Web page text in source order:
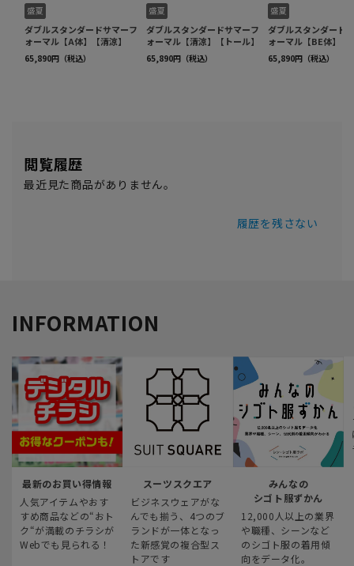
閲覧履歴
最近見た商品がありません。
履歴を残さない
INFORMATION
最新のお買い得情報
人気アイテムやおす
すめ商品などの“おト
ク“が満載のチラシが
Webでも見られる！
スーツスクエア
ビジネスウェアがな
んでも揃う、4つのブ
ランドが一体となっ
た新感覚の複合型ス
トアです
みんなの
シゴト服ずかん
12,000人以上の業界
や職種、シーンなど
のシゴト服の着用傾
向をデータ化。